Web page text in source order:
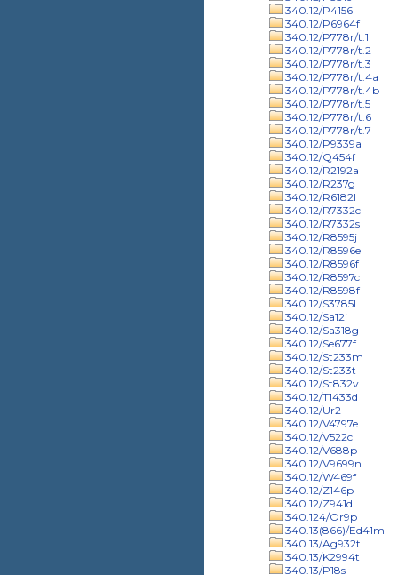
340.12/P4156l
340.12/P6964f
340.12/P778r/t.1
340.12/P778r/t.2
340.12/P778r/t.3
340.12/P778r/t.4a
340.12/P778r/t.4b
340.12/P778r/t.5
340.12/P778r/t.6
340.12/P778r/t.7
340.12/P9339a
340.12/Q454f
340.12/R2192a
340.12/R237g
340.12/R6182l
340.12/R7332c
340.12/R7332s
340.12/R8595j
340.12/R8596e
340.12/R8596f
340.12/R8597c
340.12/R8598f
340.12/S3785l
340.12/Sa12i
340.12/Sa318g
340.12/Se677f
340.12/St233m
340.12/St233t
340.12/St832v
340.12/T1433d
340.12/Ur2
340.12/V4797e
340.12/V522c
340.12/V688p
340.12/V9699n
340.12/W469f
340.12/Z146p
340.12/Z941d
340.124/Or9p
340.13(866)/Ed41m
340.13/Ag932t
340.13/K2994t
340.13/P18s